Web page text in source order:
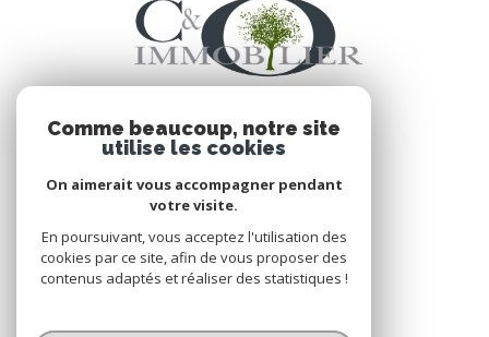
VOTRE ESPACE
Espace propriétaire
SE CONNECTER
Comme beaucoup, notre site
utilise les cookies
On aimerait vous accompagner pendant
votre visite.
En poursuivant, vous acceptez l'utilisation des
cookies par ce site, afin de vous proposer des
contenus adaptés et réaliser des statistiques !